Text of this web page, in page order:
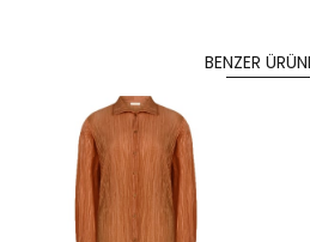
BENZER